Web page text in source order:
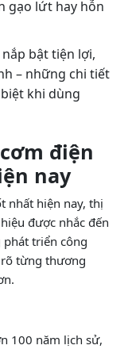
gạo lứt hay hỗn
nắp bật tiện lợi,
– những chi tiết
khi dùng
điện
nay
nhất hiện nay, thị
được nhắc đến
triển công
từng thương
100 năm lịch sử,